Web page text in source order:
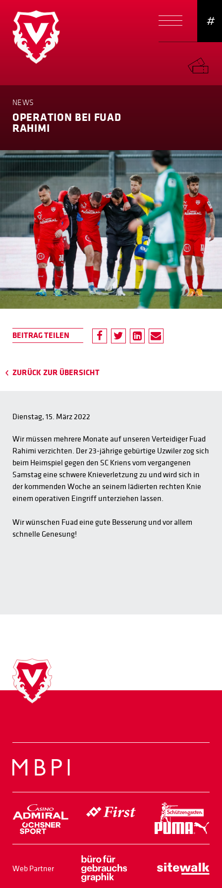
#
NEWS
OPERATION BEI FUAD
RAHIMI
ZURÜCK ZUR ÜBERSICHT
Dienstag, 15. März 2022
Wir müssen mehrere Monate auf unseren Verteidiger Fuad
Rahimi verzichten. Der 23-jährige gebürtige Uzwiler zog sich
beim Heimspiel gegen den SC Kriens vom vergangenen
Samstag eine schwere Knieverletzung zu und wird sich in
der kommenden Woche an seinem lädierten rechten Knie
einem operativen Eingriff unterziehen lassen.
Wir wünschen Fuad eine gute Besserung und vor allem
schnelle Genesung!
Web Partner